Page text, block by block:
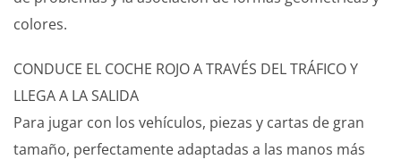
colores.
CONDUCE EL COCHE ROJO A TRAVÉS DEL TRÁFICO Y
LLEGA A LA SALIDA
Para jugar con los vehículos, piezas y cartas de gran
tamaño, perfectamente adaptadas a las manos más